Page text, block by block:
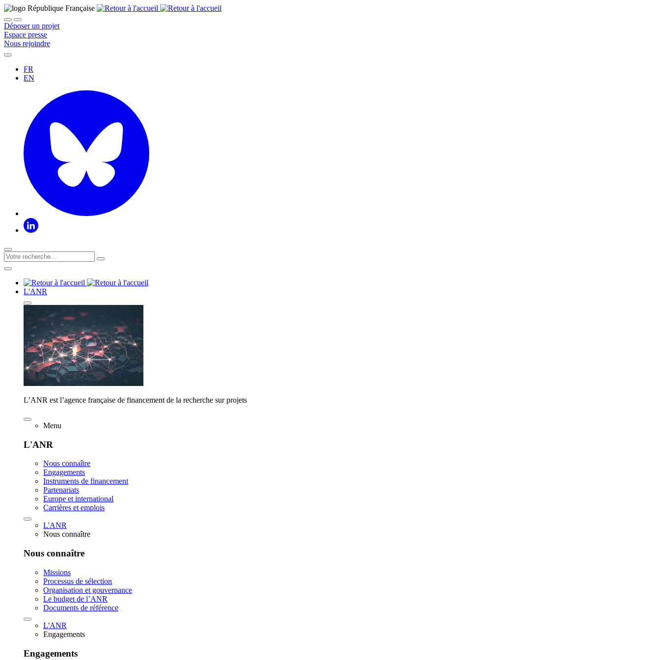
Déposer un projet
Espace presse
Nous rejoindre
FR
EN
L'ANR
L’ANR est l’agence française de financement de la recherche sur projets
Menu
L'ANR
Nous connaître
Engagements
Instruments de financement
Partenariats
Europe et international
Carrières et emplois
L'ANR
Nous connaître
Nous connaître
Missions
Processus de sélection
Organisation et gouvernance
Le budget de l’ANR
Documents de référence
L'ANR
Engagements
Engagements